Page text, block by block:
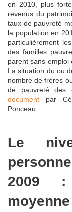
en 2010, plus
revenus du
taux de pauvreté
la population en
particulièrement
des familles
parent sans emploi
La situation du ou
nombre de frères
de pauvreté
document par
Ponceau
Le
2009 :